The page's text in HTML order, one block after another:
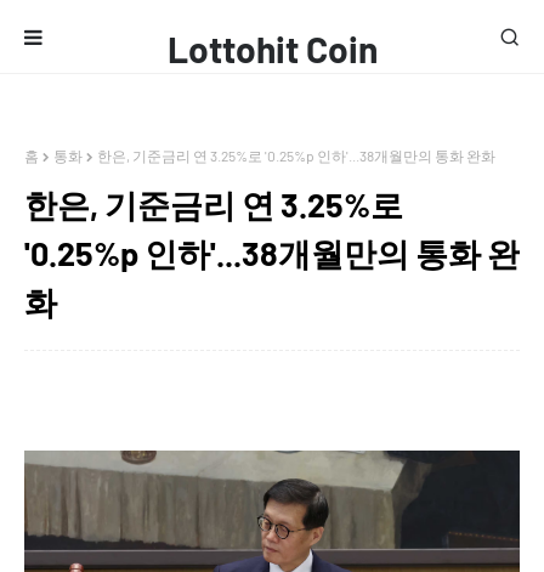
Lottohit Coin
홈 통화 한은, 기준금리 연 3.25%로 '0.25%p 인하'...38개월만의 통화 완화
한은, 기준금리 연 3.25%로
'0.25%p 인하'...38개월만의 통화 완
화